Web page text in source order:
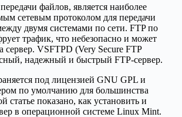
файлов, является наиболее
сетевым протоколом для передачи
двумя системами по сети. FTP по
трафик, что небезопасно и может
сервер. VSFTPD (Very Secure FTP
надежный и быстрый FTP-сервер.
под лицензией GNU GPL и
по умолчанию для большинства
статье показано, как установить и
в операционной системе Linux Mint.